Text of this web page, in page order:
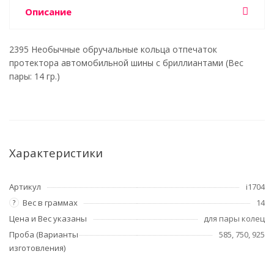
Описание
2395 Необычные обручальные кольца отпечаток
протектора автомобильной шины с бриллиантами (Вес
пары: 14 гр.)
Характеристики
Артикул i1704
? Вес в граммах
14
Цена и Вес указаны
для пары колец
Проба (Варианты
изготовления)
585, 750, 925